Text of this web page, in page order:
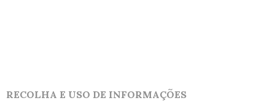
RECOLHA E USO DE INFORMAÇÕES